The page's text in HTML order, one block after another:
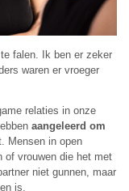
falen. Ik ben er zeker
waren er vroeger
relaties in onze
aangeleerd om
Mensen in open
of vrouwen die het met
niet gunnen, maar
is.